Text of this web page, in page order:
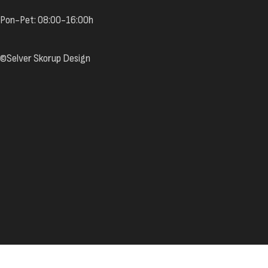
Pon-Pet: 08:00-16:00h
©Selver Skorup Design